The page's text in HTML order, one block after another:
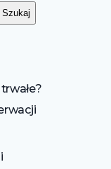
Szukaj